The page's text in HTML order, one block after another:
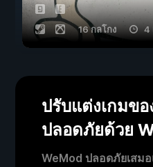
16 กลโกง 4
ปรับแต่งเกมข
ปลอดภัยด้วย
WeMod ปลอดภัยเสม